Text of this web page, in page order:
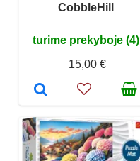
CobbleHill
turime prekyboje (4)
15,00 €